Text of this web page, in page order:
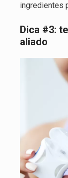
ingredientes
Dica #3:
aliado